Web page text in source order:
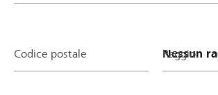
Codice postale Raggio